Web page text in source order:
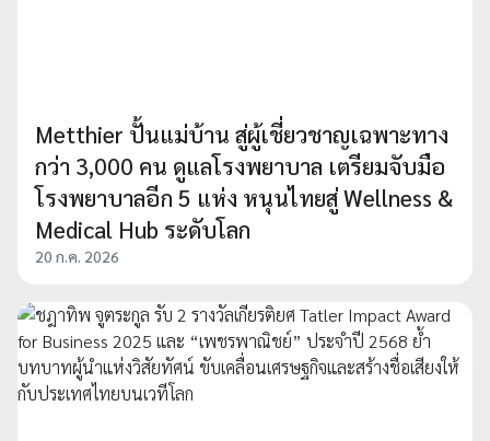
Metthier ปั้นแม่บ้าน สู่ผู้เชี่ยวชาญเฉพาะทาง
กว่า 3,000 คน ดูแลโรงพยาบาล เตรียมจับมือ
โรงพยาบาลอีก 5 แห่ง หนุนไทยสู่ Wellness &
Medical Hub ระดับโลก
20 ก.ค. 2026